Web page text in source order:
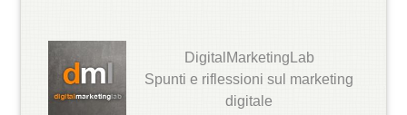
DigitalMarketingLab
Spunti e riflessioni sul marketing
digitale